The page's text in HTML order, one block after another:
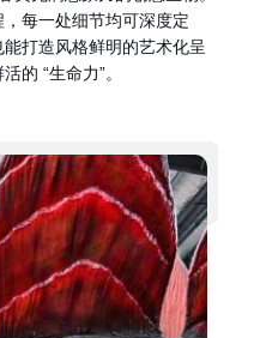
每一处细节均可深度定
打造风格鲜明的艺术化呈
的 “生命力”。